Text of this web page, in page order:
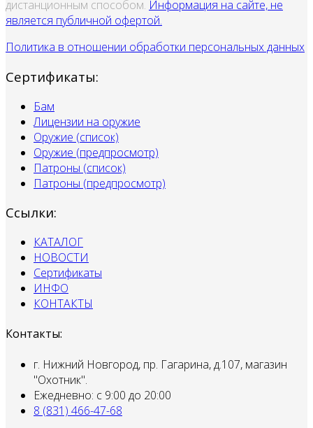
дистанционным способом. Информация на сайте, не
является публичной офертой.
Политика в отношении обработки персональных данных
Сертификаты:
Бам
Лицензии на оружие
Оружие (список)
Оружие (предпросмотр)
Патроны (список)
Патроны (предпросмотр)
Ссылки:
КАТАЛОГ
НОВОСТИ
Сертификаты
ИНФО
КОНТАКТЫ
Контакты:
г. Нижний Новгород, пр. Гагарина, д.107, магазин
"Охотник".
Ежедневно: с 9:00 до 20:00
8 (831) 466-47-68